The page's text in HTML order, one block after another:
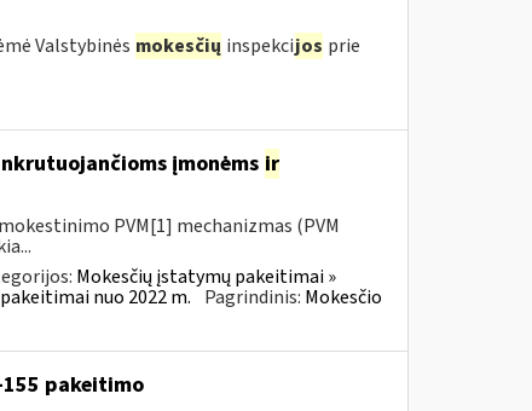
Valstybinės mokesčių inspekcijos prie
įmonėms ir
PVM[1] mechanizmas (PVM
Mokesčių įstatymų pakeitimai »
nuo 2022 m. Pagrindinis: Mokesčio
155 pakeitimo